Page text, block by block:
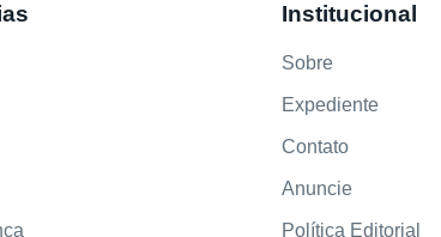
Institucional
Sobre
Expediente
Contato
Anuncie
Política Editorial